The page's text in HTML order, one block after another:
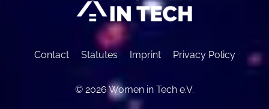
Contact Statutes Imprint Privacy Policy
© 2026 Women in Tech e.V.